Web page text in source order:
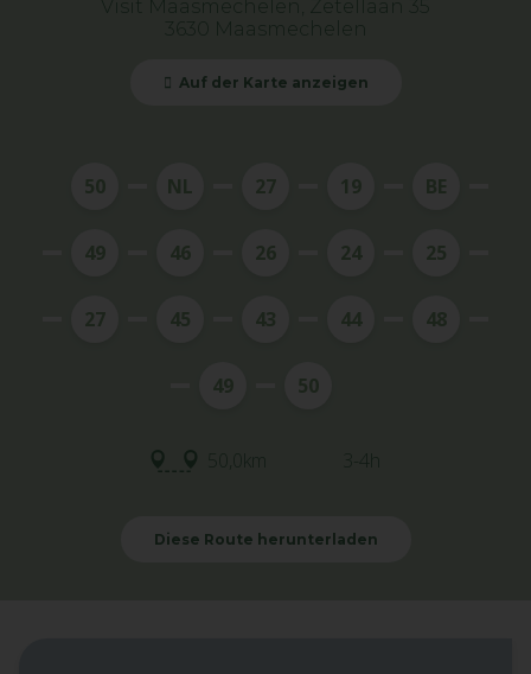
Visit Maasmechelen, Zetellaan 35
3630 Maasmechelen
Auf der Karte anzeigen
50 NL 27 19 BE
49 46 26 24 25
27 45 43 44 48
49 50
50,0km 3-4h
Diese Route herunterladen